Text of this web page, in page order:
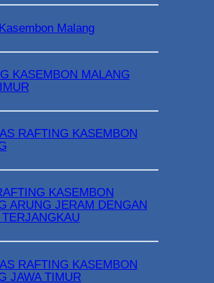
Malang
KASEMBON MALANG
RAFTING KASEMBON
KASEMBON
ARUNG JERAM DENGAN
TERJANGKAU
RAFTING KASEMBON
JAWA TIMUR